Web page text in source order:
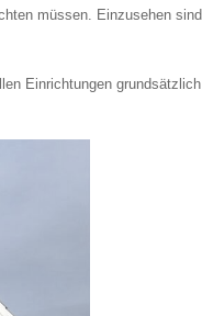
müssen. Einzusehen sind
Einrichtungen grundsätzlich